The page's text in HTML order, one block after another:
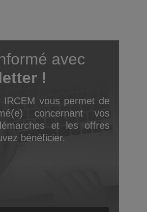
avec
!
IRCEM vous permet de
concernant vos
et les offres
bénéficier.